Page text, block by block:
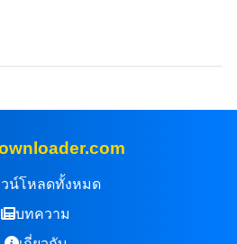
น์โหลดทั้งหมด
บทความ